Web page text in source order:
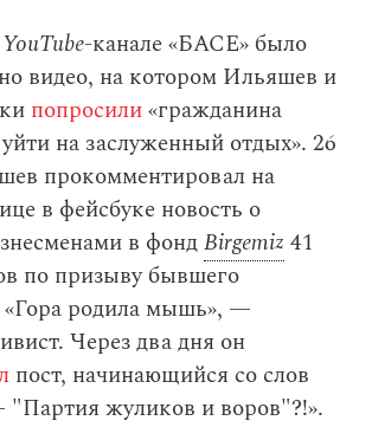
YouTube-канале «БАСЕ» было
видео, на котором Ильяшев и
попросили«гражданина
на заслуженный отдых». 26
прокомментировал на
в фейсбуке новость о
в фондBirgemiz 41
по призыву бывшего
«Гора родила мышь», —
Через два дня он
пост, начинающийся со слов
жуликов и воров"?!».